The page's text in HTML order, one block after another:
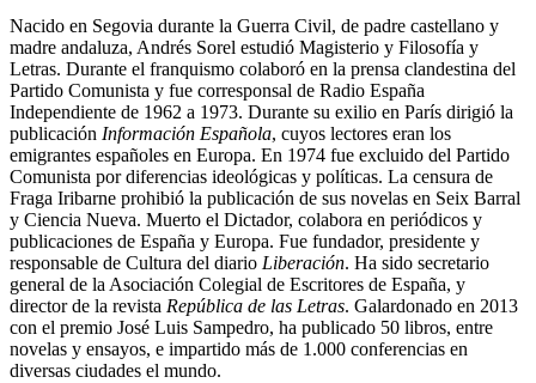
Nacido en Segovia durante la Guerra Civil, de padre castellano y
madre andaluza, Andrés Sorel estudió Magisterio y Filosofía y
Letras. Durante el franquismo colaboró en la prensa clandestina del
Partido Comunista y fue corresponsal de Radio España
Independiente de 1962 a 1973. Durante su exilio en París dirigió la
publicación Información Española, cuyos lectores eran los
emigrantes españoles en Europa. En 1974 fue excluido del Partido
Comunista por diferencias ideológicas y políticas. La censura de
Fraga Iribarne prohibió la publicación de sus novelas en Seix Barral
y Ciencia Nueva. Muerto el Dictador, colabora en periódicos y
publicaciones de España y Europa. Fue fundador, presidente y
responsable de Cultura del diario Liberación. Ha sido secretario
general de la Asociación Colegial de Escritores de España, y
director de la revista República de las Letras. Galardonado en 2013
con el premio José Luis Sampedro, ha publicado 50 libros, entre
novelas y ensayos, e impartido más de 1.000 conferencias en
diversas ciudades el mundo.